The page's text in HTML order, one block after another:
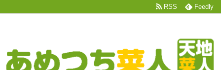
RSS Feedly